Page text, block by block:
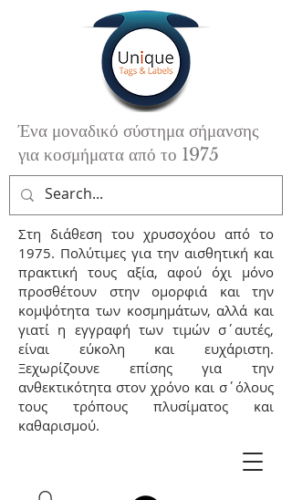
Ένα μοναδικό σύστημα σήμανσης
για κοσμήματα από το 1975
Στη διάθεση του χρυσοχόου από το
1975. Πολύτιμες για την αισθητική και
πρακτική τους αξία, αφού όχι μόνο
προσθέτουν στην ομορφιά και την
κομψότητα των κοσμημάτων, αλλά και
γιατί η εγγραφή των τιμών σ΄αυτές,
είναι εύκολη και ευχάριστη.
Ξεχωρίζουνε επίσης για την
ανθεκτικότητα στον χρόνο και σ΄όλους
τους τρόπους πλυσίματος και
καθαρισμού.